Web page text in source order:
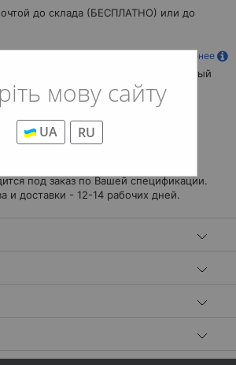
мову сайту
UA RU
до склада (БЕСПЛАТНО) или до
подробнее
Visa/MasterCard, наложенный
под заказ по Вашей спецификации.
и доставки - 12-14 рабочих дней.